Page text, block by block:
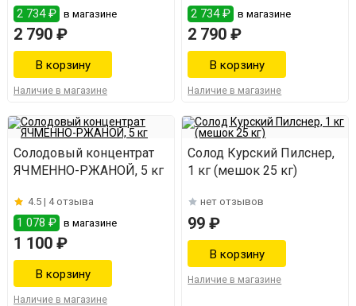
2 734 ₽ в магазине
2 790 ₽
Наличие в магазине
2 734 ₽ в магазине
2 790 ₽
Наличие в магазине
Солодовый концентрат
ЯЧМЕННО-РЖАНОЙ, 5 кг
4.5 | 4 отзыва
1 078 ₽ в магазине
1 100 ₽
Наличие в магазине
Солод Курский Пилснер,
1 кг (мешок 25 кг)
нет отзывов
99 ₽
Наличие в магазине